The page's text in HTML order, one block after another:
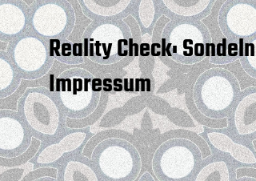
Reality Check: Sondeln
Impressum